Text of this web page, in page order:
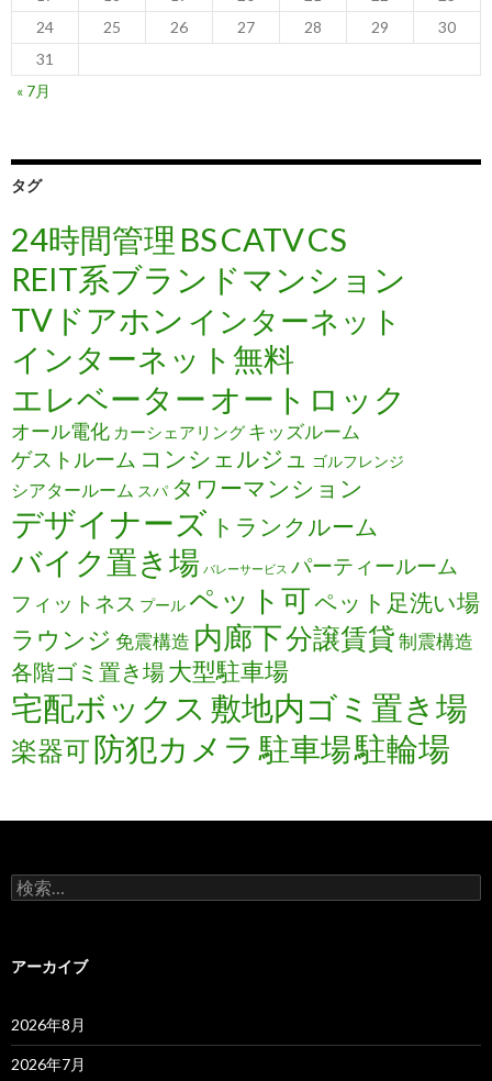
24
25 26 27 28 29
30
31
« 7月
タグ
24時間管理 BSCATVCS
REIT系ブランドマンション
TVドアホン インターネット
インターネット無料
エレベーター オートロック
オール電化 カーシェアリング キッズルーム
ゲストルーム コンシェルジュ ゴルフレンジ
シアタールーム スパ タワーマンション
デザイナーズ トランクルーム
バイク置き場 バレーサービス パーティールーム
フィットネス プールペット可ペット足洗い場
ラウンジ 免震構造 内廊下分譲賃貸制震構造
各階ゴミ置き場大型駐車場
宅配ボックス 敷地内ゴミ置き場
楽器可防犯カメラ 駐車場駐輪場
検
索:
アーカイブ
2026年8月
2026年7月